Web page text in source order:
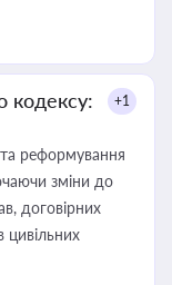
кодексу:
+1
реформування
зміни до
договірних
цивільних